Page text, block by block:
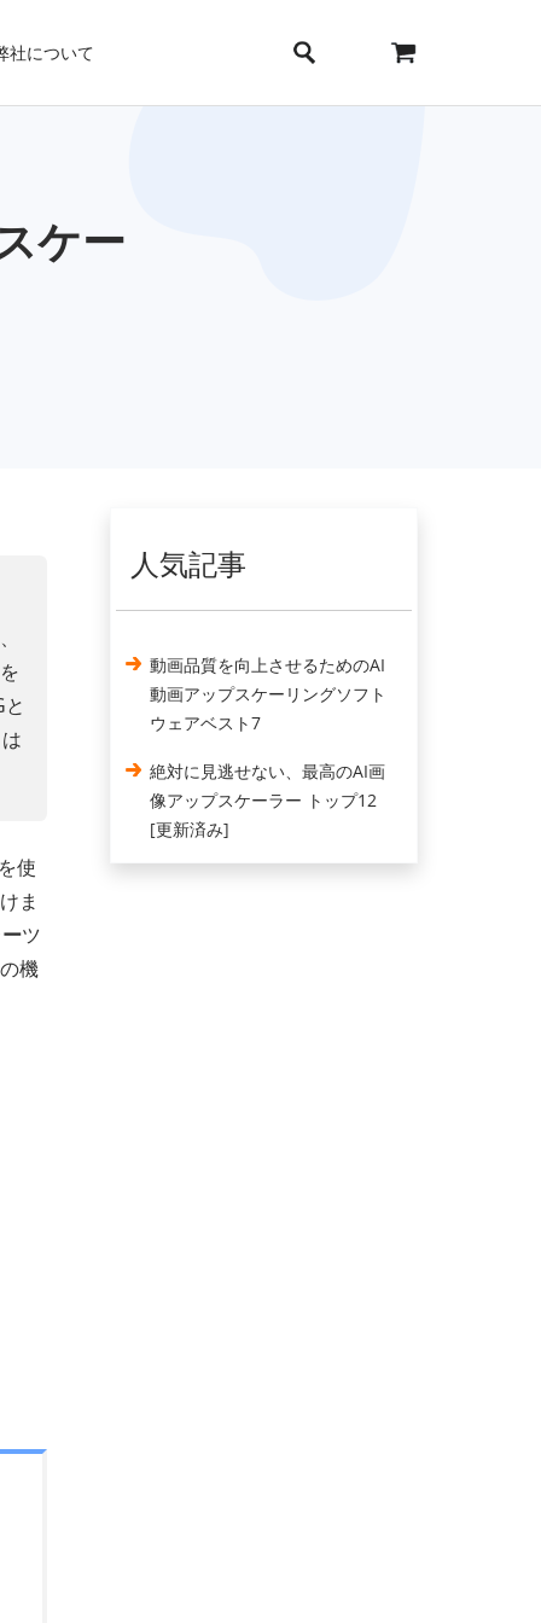
社について
ケー
使
ま
ツ
機
人気記事
動画品質を向上させるためのAI
動画アップスケーリングソフト
ウェアベスト7
絶対に見逃せない、最高のAI画
像アップスケーラー トップ12
[更新済み]